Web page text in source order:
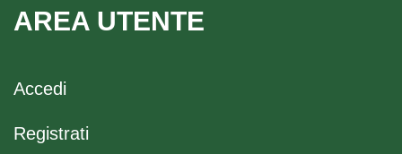
AREA UTENTE
Accedi
Registrati